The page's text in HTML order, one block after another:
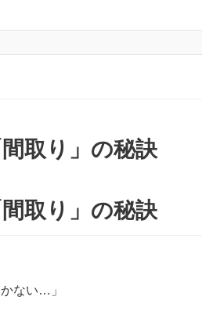
取り」の秘訣
取り」の秘訣
ない…」